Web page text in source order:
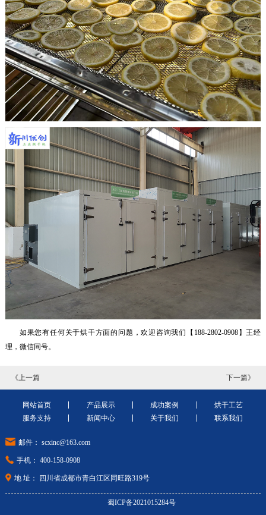
如果您有任何关于烘干方面的问题，欢迎咨询我们 【188-2802-0908】 王经
理，微信同号。
《上一篇 下一篇》
网站首页 产品展示 成功案例
烘干工艺
服务支持
新闻中心 关于我们 联系我们
邮件： scxinc@163.com
手机： 400-158-0908
地 址： 四川省成都市青白江区同旺路319号
蜀ICP备2021015284号